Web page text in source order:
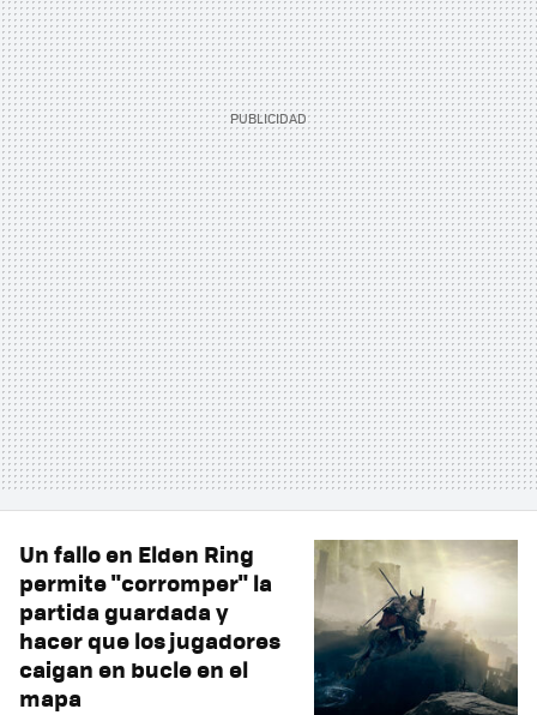
Un fallo en Elden Ring
permite "corromper" la
partida guardada y
hacer que los jugadores
caigan en bucle en el
mapa